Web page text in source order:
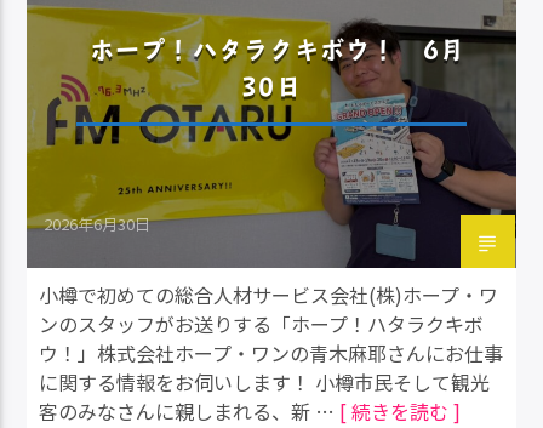
ホープ！ハタラクキボウ！ 6月
30日
2026年6月30日
小樽で初めての総合人材サービス会社(株)ホープ・ワ
ンのスタッフがお送りする「ホープ！ハタラクキボ
ウ！」株式会社ホープ・ワンの青木麻耶さんにお仕事
に関する情報をお伺いします！ 小樽市民そして観光
客のみなさんに親しまれる、新 … [ 続きを読む ]